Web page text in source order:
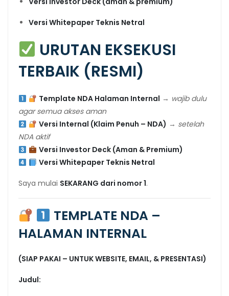
Versi Whitepaper Teknis Netral
URUTAN EKSEKUSI
TERBAIK (RESMI)
Template NDA Halaman Internal → wajib dulu
agar semua akses aman
Versi Internal (Klaim Penuh – NDA) → setelah
NDA aktif
Versi Investor Deck (Aman & Premium)
Versi Whitepaper Teknis Netral
Saya mulai SEKARANG dari nomor 1.
TEMPLATE NDA –
HALAMAN INTERNAL
(SIAP PAKAI – UNTUK WEBSITE, EMAIL, & PRESENTASI)
Judul: